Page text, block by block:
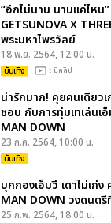
“อีกไม่นาน นานแค่ไหน
GETSUNOVA X
พระมหาไพรวัลย์
18 พ.ย. 2564, 12:00 น.
บันเทิง : มีคลิป
น่ารักมาก! คุยคนเดียว
ชอบ กับการทุ่มเทเล่นเ
MAN DOWN
23 ก.ค. 2564, 10:00 น.
บันเทิง
บุกกองเอ็มวี เดาไม่เก่
MAN DOWN วงดนต
25 ก.พ. 2564, 18:00 น.